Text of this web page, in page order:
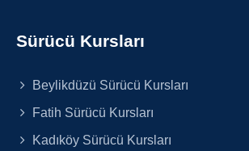
Sürücü Kursları
Beylikdüzü Sürücü Kursları
Fatih Sürücü Kursları
Kadıköy Sürücü Kursları